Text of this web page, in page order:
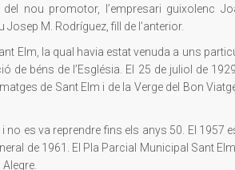
nou promotor, l’empresari guixolenc
M. Rodríguez, fill de l’anterior.
Elm, la qual havia estat venuda a uns
de béns de l’Església. El 25 de juliol de
de Sant Elm i de la Verge del Bon
es va reprendre fins els anys 50. El 1957
de 1961. El Pla Parcial Municipal Sant